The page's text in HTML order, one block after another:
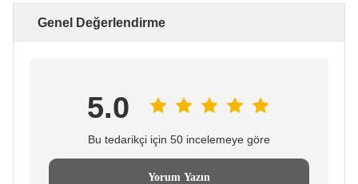
Genel Değerlendirme
5.0
Bu tedarikçi için 50 incelemeye göre
Yorum Yazın